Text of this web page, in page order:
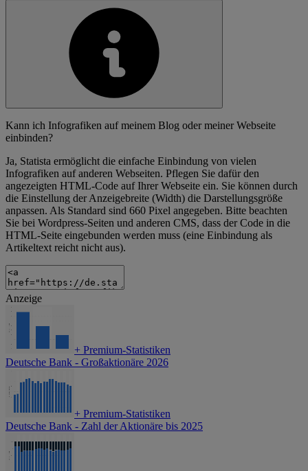
Kann ich Infografiken auf meinem Blog oder meiner Webseite
einbinden?
Ja, Statista ermöglicht die einfache Einbindung von vielen
Infografiken auf anderen Webseiten. Pflegen Sie dafür den
angezeigten HTML-Code auf Ihrer Webseite ein. Sie können durch
die Einstellung der Anzeigebreite (Width) die Darstellungsgröße
anpassen. Als Standard sind 660 Pixel angegeben. Bitte beachten
Sie bei Wordpress-Seiten und anderen CMS, dass der Code in die
HTML-Seite eingebunden werden muss (eine Einbindung als
Artikeltext reicht nicht aus).
Anzeige
+ Premium-Statistiken
Deutsche Bank - Großaktionäre 2026
+ Premium-Statistiken
Deutsche Bank - Zahl der Aktionäre bis 2025